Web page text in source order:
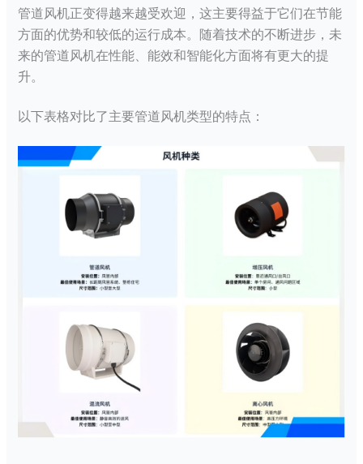
管道风机正变得越来越受欢迎，这主要得益于它们在节能
方面的优势和较低的运行成本。随着技术的不断进步，未
来的管道风机在性能、能效和智能化方面将有更大的提
升。
以下表格对比了主要管道风机类型的特点：